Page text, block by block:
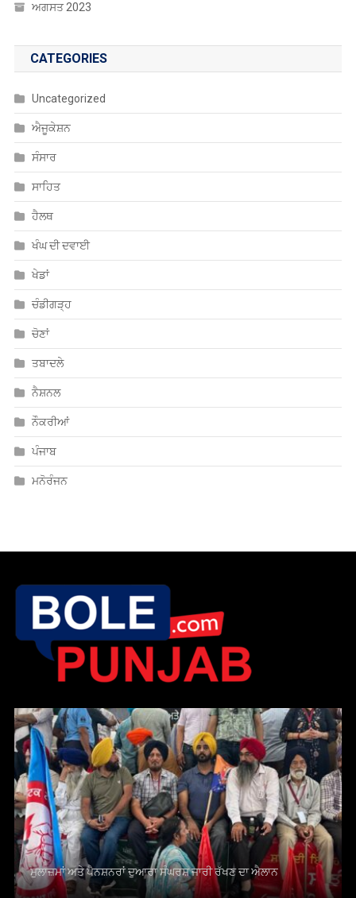
ਅਗਸਤ 2023
CATEGORIES
Uncategorized
ਐਜੂਕੇਸ਼ਨ
ਸੰਸਾਰ
ਸਾਹਿਤ
ਹੈਲਥ
ਖੰਘ ਦੀ ਦਵਾਈ
ਖੇਡਾਂ
ਚੰਡੀਗੜ੍ਹ
ਚੋਣਾਂ
ਤਬਾਦਲੇ
ਨੈਸ਼ਨਲ
ਨੌਕਰੀਆਂ
ਪੰਜਾਬ
ਮਨੋਰੰਜਨ
ਮੁਲਾਜ਼ਮਾਂ ਅਤੇ ਪੈਨਸ਼ਨਰਾਂ ਦੁਆਰਾ ਸੰਘਰਸ਼ ਜਾਰੀ ਰੱਖਣ ਦਾ ਐਲਾਨ